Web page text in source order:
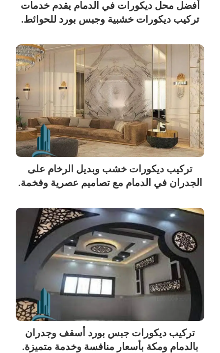
أفضل محل ديكورات في الدمام يقدم خدمات
تركيب ديكورات خشبية وجبس بورد للحوائط.
تركيب ديكورات خشب وبديل الرخام على
الجدران في الدمام مع تصاميم عصرية وفخمة.
تركيب ديكورات جبس بورد أسقف وجدران
بالدمام ومكة بأسعار منافسة وخدمة متميزة.